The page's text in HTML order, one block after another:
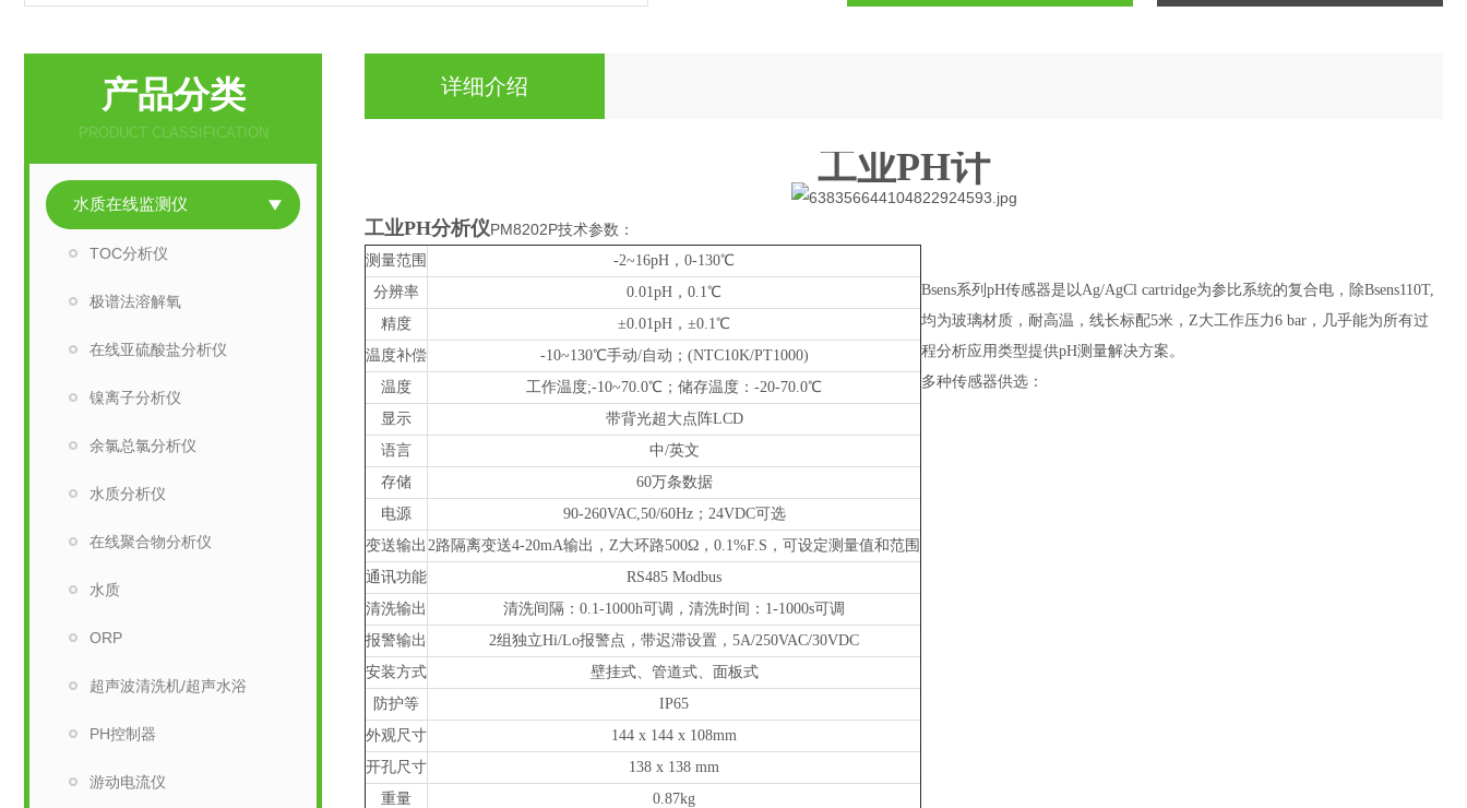
产品分类
PRODUCT CLASSIFICATION
水质在线监测仪
TOC分析仪
极谱法溶解氧
在线亚硫酸盐分析仪
镍离子分析仪
余氯总氯分析仪
水质分析仪
在线聚合物分析仪
水质
ORP
超声波清洗机/超声水浴
PH控制器
游动电流仪
详细介绍
工业PH计
工业PH分析仪PM8202P技术参数：
测量范围
-2~16pH，0-130℃
分辨率
0.01pH，0.1℃
精度
±0.01pH，±0.1℃
温度补偿
-10~130℃手动/自动；(NTC10K/PT1000)
温度
工作温度;-10~70.0℃；储存温度：-20-70.0℃
显示
带背光超大点阵LCD
语言
中/英文
存储
60万条数据
电源
90-260VAC,50/60Hz；24VDC可选
变送输出 2路隔离变送4-20mA输出，Z大环路500Ω，0.1%F.S，可设定测量值和范围
通讯功能
RS485 Modbus
清洗输出
清洗间隔：0.1-1000h可调，清洗时间：1-1000s可调
报警输出
2组独立Hi/Lo报警点，带迟滞设置，5A/250VAC/30VDC
安装方式
壁挂式、管道式、面板式
防护等
IP65
外观尺寸
144 x 144 x 108mm
开孔尺寸
138 x 138 mm
重量
0.87kg
Bsens系列pH传感器是以Ag/AgCl cartridge为参比系统的复合电，除Bsens110T,
均为玻璃材质，耐高温，线长标配5米，Z大工作压力6 bar，几乎能为所有过
程分析应用类型提供pH测量解决方案。
多种传感器供选：